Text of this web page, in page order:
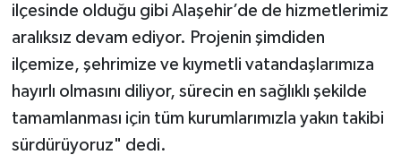
ilçesinde olduğu gibi Alaşehir’de de hizmetlerimiz
aralıksız devam ediyor. Projenin şimdiden
ilçemize, şehrimize ve kıymetli vatandaşlarımıza
hayırlı olmasını diliyor, sürecin en sağlıklı şekilde
tamamlanması için tüm kurumlarımızla yakın takibi
sürdürüyoruz" dedi.